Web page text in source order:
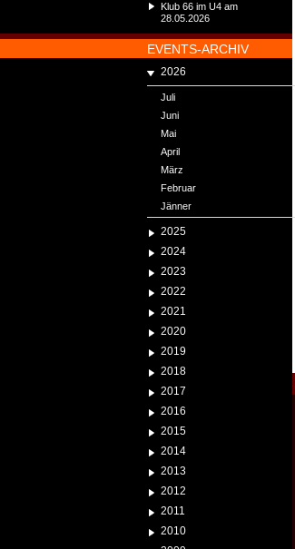
Klub 66 im U4 am
28.05.2026
EVENTS-ARCHIV
2026
Juli
Juni
Mai
April
März
Februar
Jänner
2025
2024
2023
2022
2021
2020
2019
2018
2017
2016
2015
2014
2013
2012
2011
2010